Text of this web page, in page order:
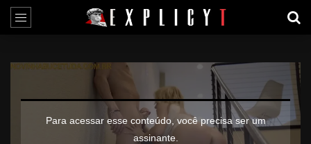
Para acessar esse conteúdo, você precisa ser um
assinante.